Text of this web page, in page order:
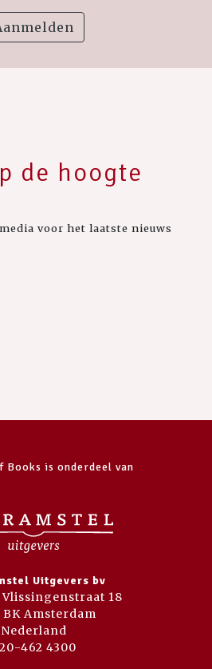
de hoogte
voor het laatste nieuws
Books is onderdeel van
Uitgevers bv
18
BK Amsterdam
Nederland
462 4300